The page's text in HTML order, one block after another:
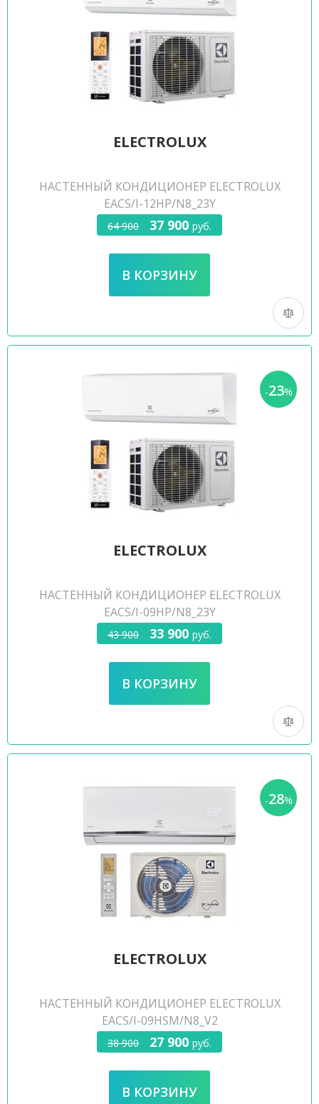
ELECTROLUX
НАСТЕННЫЙ КОНДИЦИОНЕР ELECTROLUX
EACS/I-12HP/N8_23Y
64 900 37 900 руб.
-23%
ELECTROLUX
НАСТЕННЫЙ КОНДИЦИОНЕР ELECTROLUX
EACS/I-09HP/N8_23Y
43 900 33 900 руб.
-28%
ELECTROLUX
НАСТЕННЫЙ КОНДИЦИОНЕР ELECTROLUX
EACS/I-09HSM/N8_V2
38 900 27 900 руб.